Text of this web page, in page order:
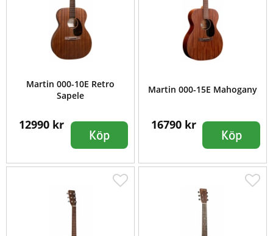
Martin 000-10E Retro
Sapele
12990 kr
Köp
Martin 000-15E Mahogany
16790 kr
Köp